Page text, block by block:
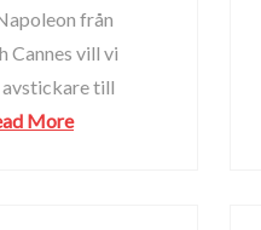
från
Cannes vill vi
avstickare till
More